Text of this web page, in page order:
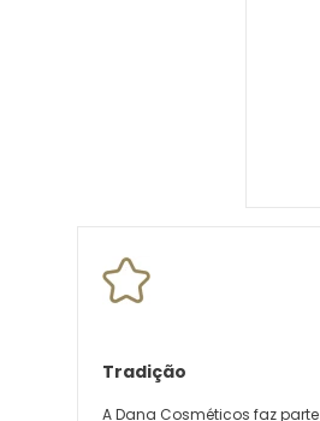
Tradição
A Dana Cosméticos faz parte